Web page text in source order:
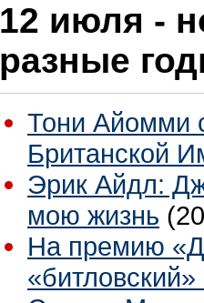
12 июля -
разные
Тони Айомми
Британской
Эрик Айдл:
мою жизнь
На премию
«битловский»